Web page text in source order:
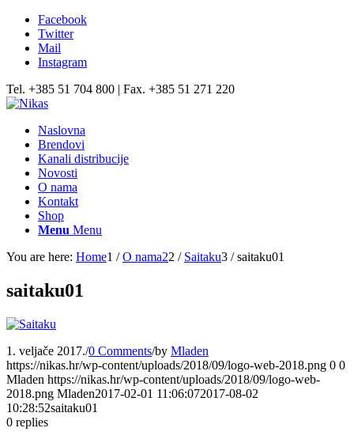
Facebook
Twitter
Mail
Instagram
Tel. +385 51 704 800 | Fax. +385 51 271 220
Naslovna
Brendovi
Kanali distribucije
Novosti
O nama
Kontakt
Shop
Menu Menu
You are here: Home1 / O nama22 / Saitaku3 / saitaku01
saitaku01
1. veljače 2017./0 Comments/by Mladen
https://nikas.hr/wp-content/uploads/2018/09/logo-web-2018.png 0 0
Mladen https://nikas.hr/wp-content/uploads/2018/09/logo-web-
2018.png Mladen2017-02-01 11:06:072017-08-02
10:28:52saitaku01
0 replies